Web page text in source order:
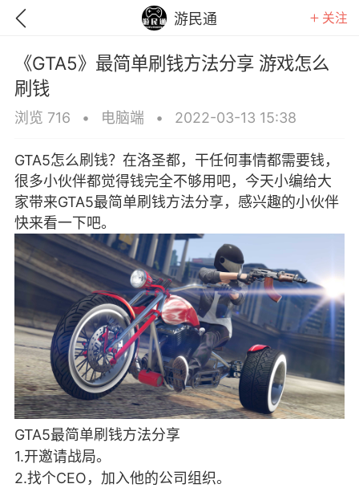
游民通 关注
GTA6 RDR2 逃离塔科夫
彩虹六号 绝地求生 战地5
游戏商城
《GTA5》最简单刷钱方法分享 游戏怎么
刷钱
浏览 716 • 电脑端 • 2022-03-13 15:38
GTA5怎么刷钱？在洛圣都，干任何事情都需要钱，
很多小伙伴都觉得钱完全不够用吧，今天小编给大
家带来GTA5最简单刷钱方法分享，感兴趣的小伙伴
快来看一下吧。
GTA5最简单刷钱方法分享
1.开邀请战局。
2.找个CEO，加入他的公司组织。